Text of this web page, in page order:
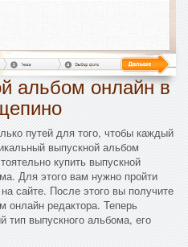
альбом онлайн в
путей для того, чтобы каждый
выпускной альбом
купить выпускной
Для этого вам нужно пройти
сайте. После этого вы получите
онлайн редактора. Теперь
выпускного альбома, его